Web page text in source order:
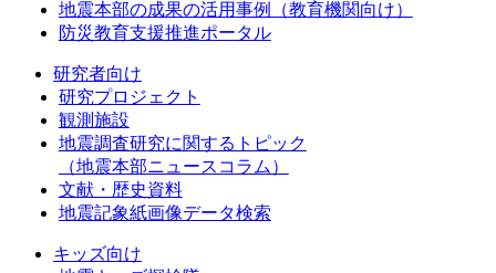
地震本部の成果の活用事例（教育機関向け）
防災教育支援推進ポータル
研究者向け
研究プロジェクト
観測施設
地震調査研究に関するトピック
（地震本部ニュースコラム）
文献・歴史資料
地震記象紙画像データ検索
キッズ向け